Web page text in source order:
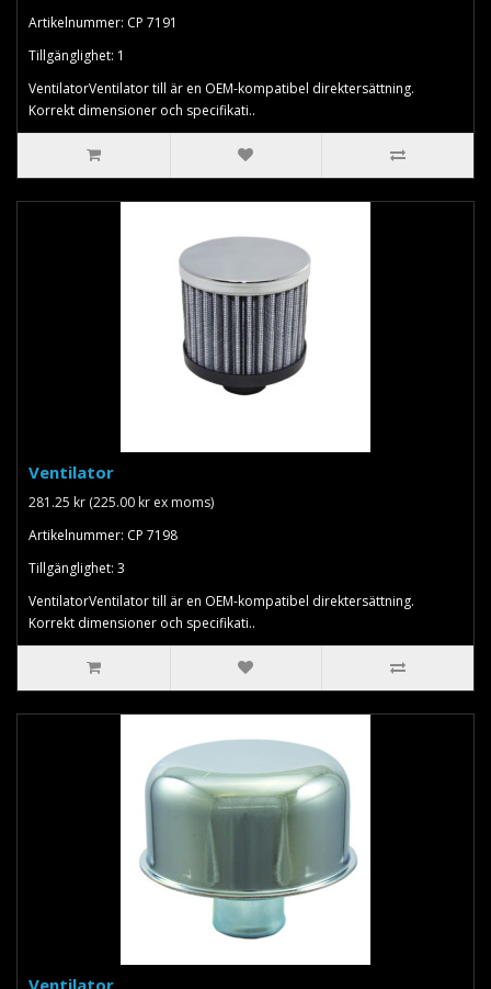
Artikelnummer: CP 7191
Tillgänglighet: 1
VentilatorVentilator till är en OEM-kompatibel direktersättning.
Korrekt dimensioner och specifikati..
Ventilator
281.25 kr (225.00 kr ex moms)
Artikelnummer: CP 7198
Tillgänglighet: 3
VentilatorVentilator till är en OEM-kompatibel direktersättning.
Korrekt dimensioner och specifikati..
Ventilator